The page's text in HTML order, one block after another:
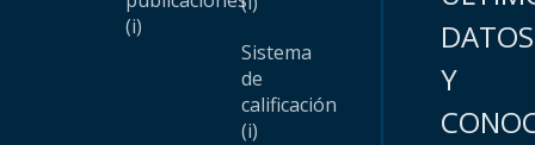
(i)
Sistema
de
calificación
(i)
DATOS
Y